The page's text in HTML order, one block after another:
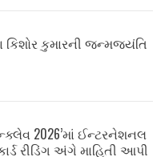
કિશોર કુમારની જન્મજયંતિ
2026’માં ઈન્ટરનેશનલ
રીડિંગ અંગે માહિતી આપી